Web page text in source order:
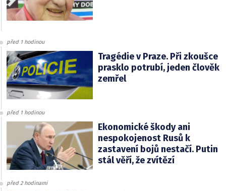
před 1 hodinou
Tragédie v Praze. Při zkoušce
prasklo potrubí, jeden člověk
zemřel
před 1 hodinou
Ekonomické škody ani
nespokojenost Rusů k
zastavení bojů nestačí. Putin
stál věří, že zvítězí
před 2 hodinami